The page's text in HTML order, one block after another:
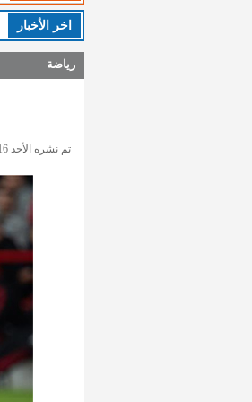
اخر اﻷخبار
رياضة
تم نشره الأحد 16 نيسان / أبريل 2023 11:27 مساءً